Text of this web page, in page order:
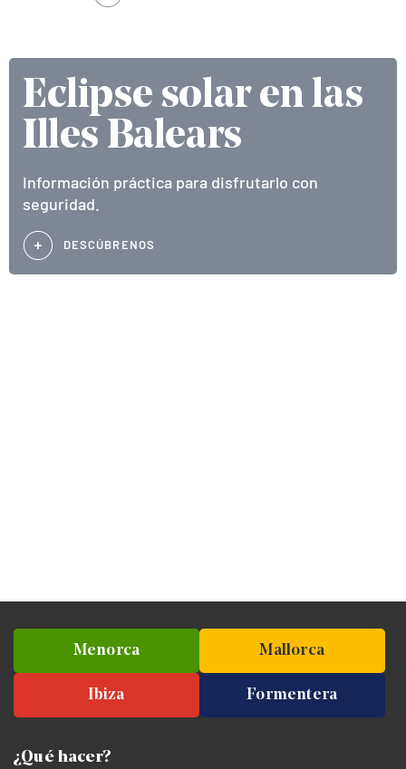
Eclipse solar en las
Illes Balears
Información práctica para disfrutarlo con
seguridad.
DESCÚBRENOS
Menorca Mallorca
Ibiza Formentera
¿Qué hacer?